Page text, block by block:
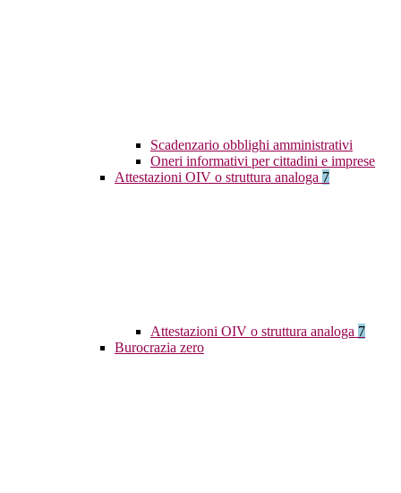
Scadenzario obblighi amministrativi
Oneri informativi per cittadini e imprese
Attestazioni OIV o struttura analoga 7
Attestazioni OIV o struttura analoga 7
Burocrazia zero